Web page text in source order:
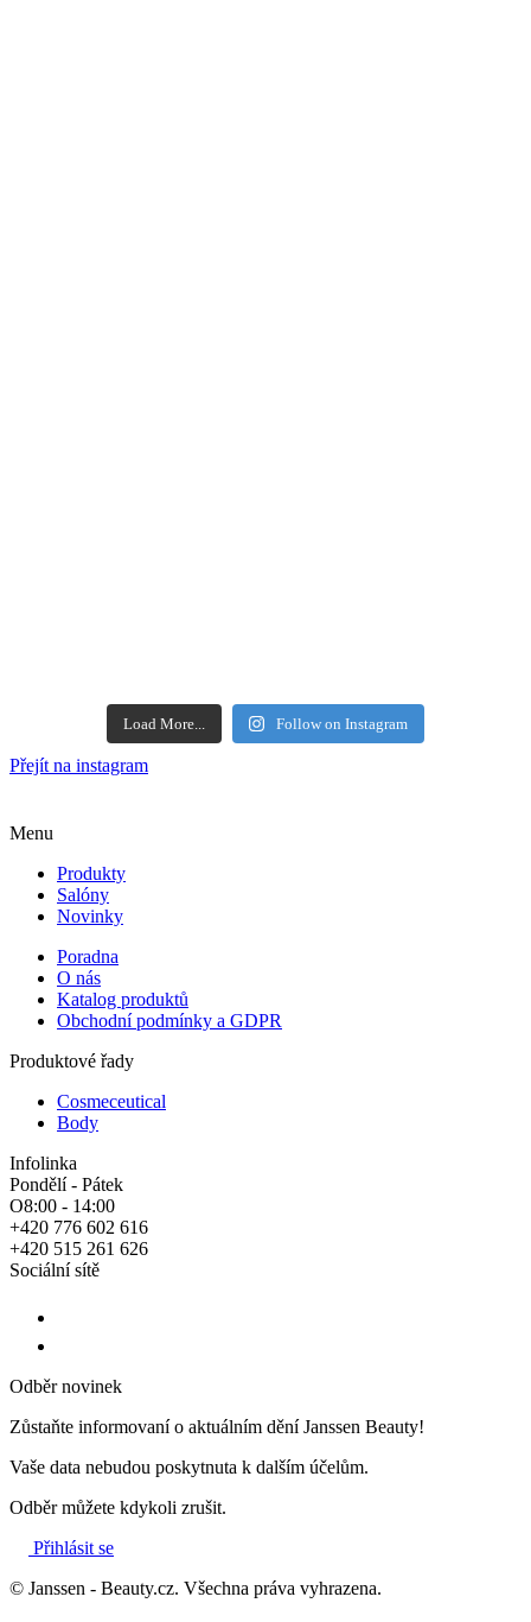
Load More... Follow on Instagram
Přejít na instagram
Menu
Produkty
Salóny
Novinky
Poradna
O nás
Katalog produktů
Obchodní podmínky a GDPR
Produktové řady
Cosmeceutical
Body
Infolinka
Pondělí - Pátek
O8:00 - 14:00
+420 776 602 616
+420 515 261 626
Sociální sítě
Odběr novinek
Zůstaňte informovaní o aktuálním dění Janssen Beauty!
Vaše data nebudou poskytnuta k dalším účelům.
Odběr můžete kdykoli zrušit.
Přihlásit se
© Janssen - Beauty.cz. Všechna práva vyhrazena.